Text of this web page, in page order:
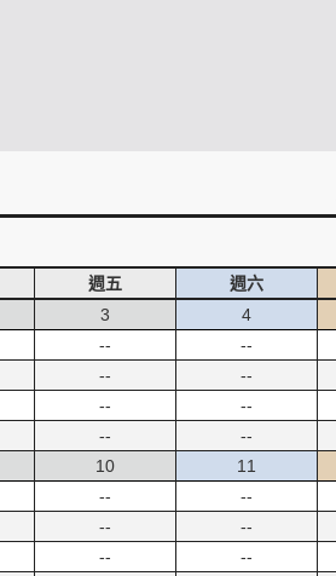
週五 週六
3
--
--
--
--
4
--
--
--
--
10
--
--
--
11
--
--
--